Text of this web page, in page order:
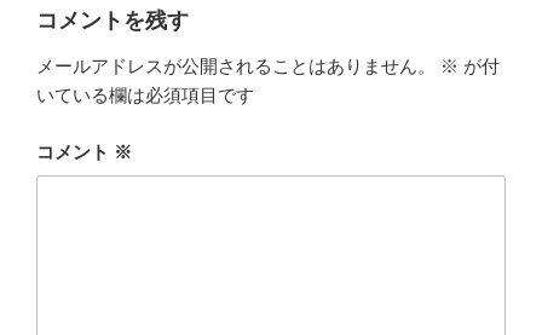
コメントを残す
メールアドレスが公開されることはありません。 ※ が付
いている欄は必須項目です
コメント ※